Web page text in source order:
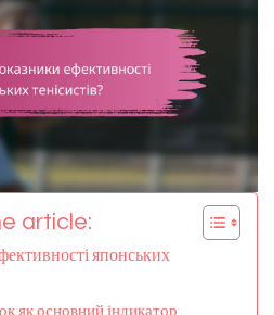
article:
японських
як основний індикатор